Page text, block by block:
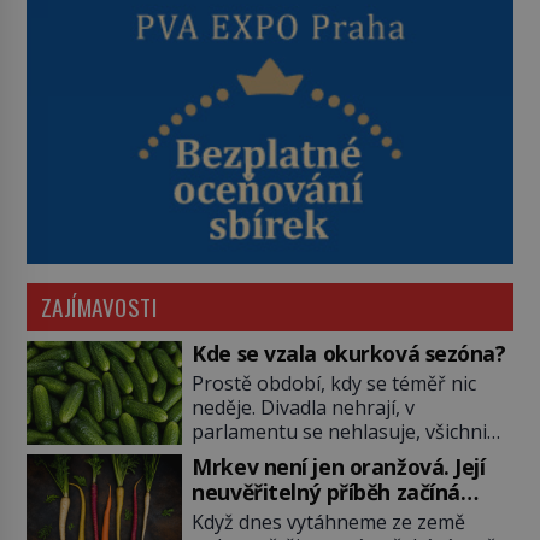
ZAJÍMAVOSTI
Kde se vzala okurková sezóna?
Prostě období, kdy se téměř nic
neděje. Divadla nehrají, v
parlamentu se nehlasuje, všichni
jsou na dovolené a média tak
nemají o čem mluvit a psát. A
vymýšlejí si proto témata, které
nikoho nezajímají. Proč je však ona
Mrkev není jen oranžová. Její
neuvěřitelný příběh začíná
fialovou barvou
Když dnes vytáhneme ze země